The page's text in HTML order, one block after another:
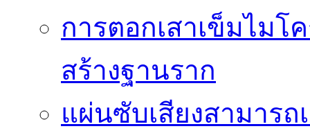
การตอกเสาเข็มไมโ
สร้างฐานราก
แผ่นซับเสียงสามาร